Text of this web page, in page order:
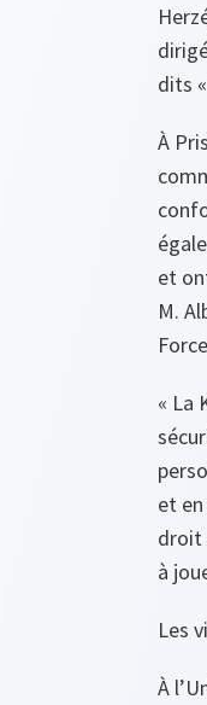
dits
À
et
M.
« La
et
droit
à
Les
À